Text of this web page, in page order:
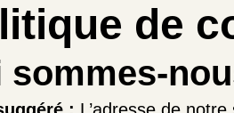
de
sommes-